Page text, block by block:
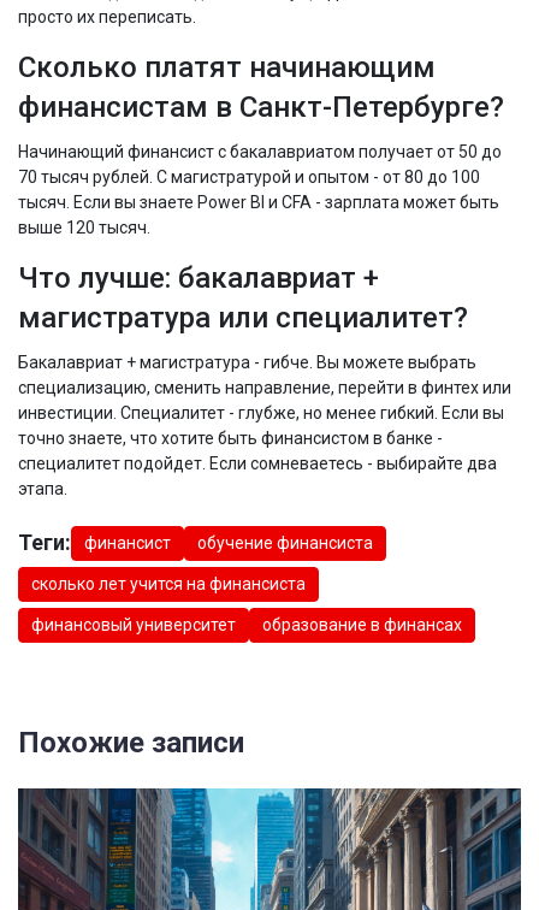
просто их переписать.
Сколько платят начинающим
финансистам в Санкт-Петербурге?
Начинающий финансист с бакалавриатом получает от 50 до
70 тысяч рублей. С магистратурой и опытом - от 80 до 100
тысяч. Если вы знаете Power BI и CFA - зарплата может быть
выше 120 тысяч.
Что лучше: бакалавриат +
магистратура или специалитет?
Бакалавриат + магистратура - гибче. Вы можете выбрать
специализацию, сменить направление, перейти в финтех или
инвестиции. Специалитет - глубже, но менее гибкий. Если вы
точно знаете, что хотите быть финансистом в банке -
специалитет подойдет. Если сомневаетесь - выбирайте два
этапа.
Теги: финансист обучение финансиста
сколько лет учится на финансиста
финансовый университет образование в финансах
Похожие записи